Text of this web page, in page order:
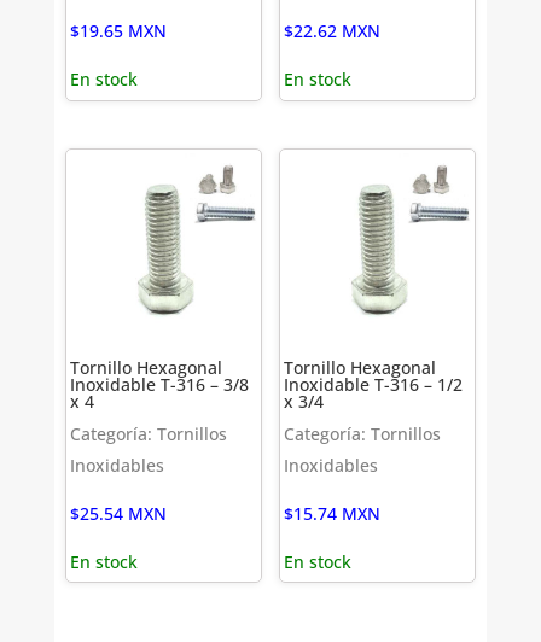
$19.65 MXN
En stock
$22.62 MXN
En stock
Tornillo Hexagonal
Inoxidable T-316 – 3/8
x 4
Categoría: Tornillos
Inoxidables
$25.54 MXN
En stock
Tornillo Hexagonal
Inoxidable T-316 – 1/2
x 3/4
Categoría: Tornillos
Inoxidables
$15.74 MXN
En stock